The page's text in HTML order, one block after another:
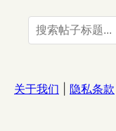
关于我们 隐私条款